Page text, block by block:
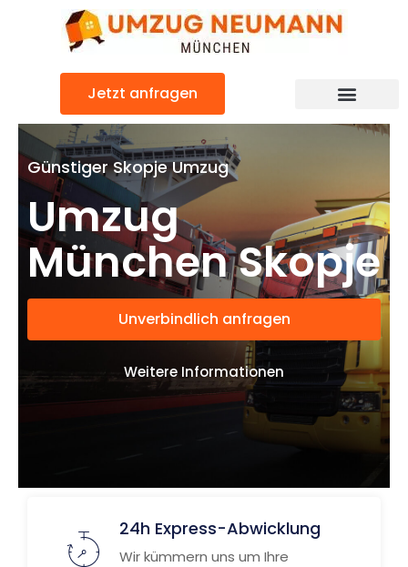
Jetzt anfragen
Günstiger Skopje Umzug
Umzug
München Skopje
Unverbindlich anfragen
Weitere Informationen
24h Express-Abwicklung
Wir kümmern uns um Ihre